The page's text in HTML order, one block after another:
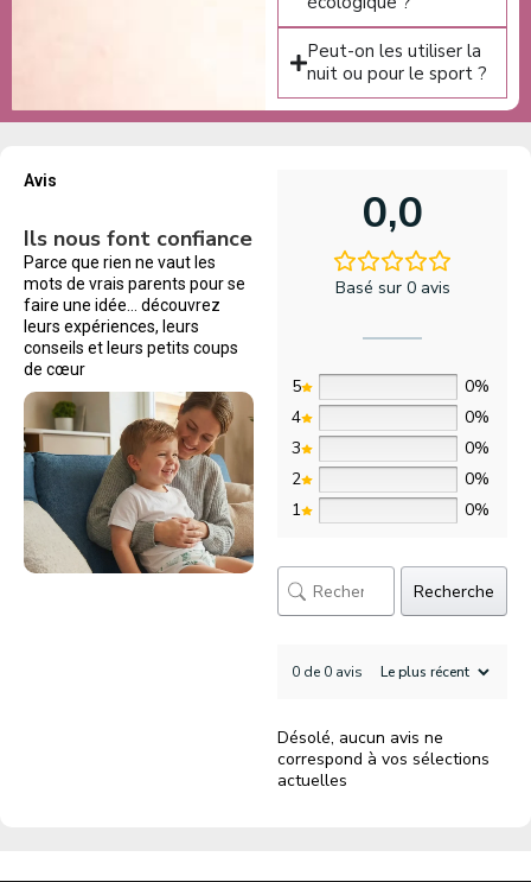
Peut-on les utiliser la
nuit ou pour le sport ?
Avis
Ils nous font confiance
Parce que rien ne vaut les
mots de vrais parents pour se
faire une idée… découvrez
leurs expériences, leurs
conseils et leurs petits coups
de cœur
0,0
Basé sur 0 avis
5
0%
4
0%
3
0%
2
0%
1
0%
Recherche
0 de 0 avis
Désolé, aucun avis ne
correspond à vos sélections
actuelles